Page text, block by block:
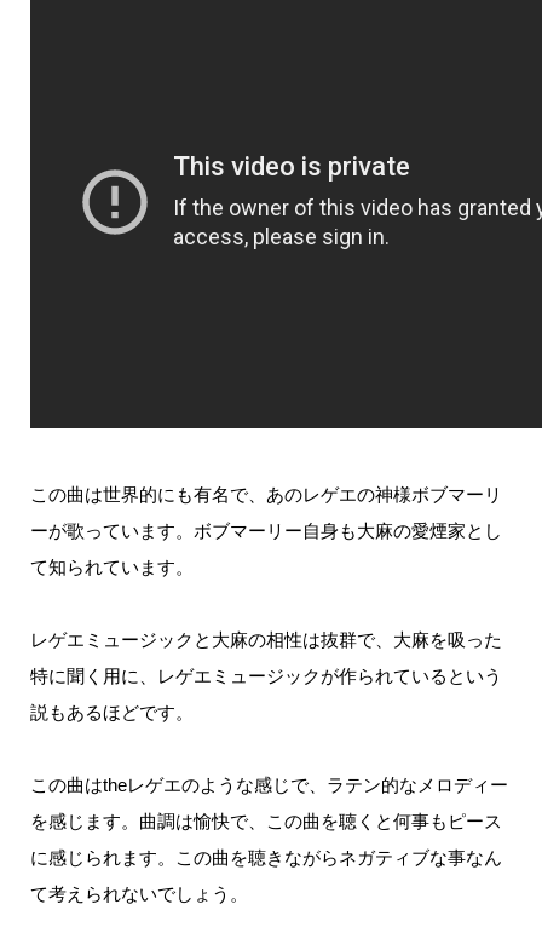
この曲は世界的にも有名で、あのレゲエの神様ボブマーリ
ーが歌っています。 ボブマーリー自身も大麻の愛煙家とし
て知られています。
レゲエミュージックと大麻の相性は抜群で、大麻を吸った
特に聞く用に、レゲエミュージックが作られているという
説もあるほどです。
この曲はtheレゲエのような感じで、ラテン的なメロディー
を感じます。 曲調は愉快で、この曲を聴くと何事もピース
に感じられます。
この曲を聴きながらネガティブな事なん
て考えられないでしょう。